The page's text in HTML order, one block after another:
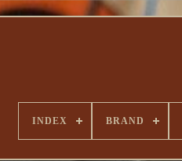
INDEX BRAND